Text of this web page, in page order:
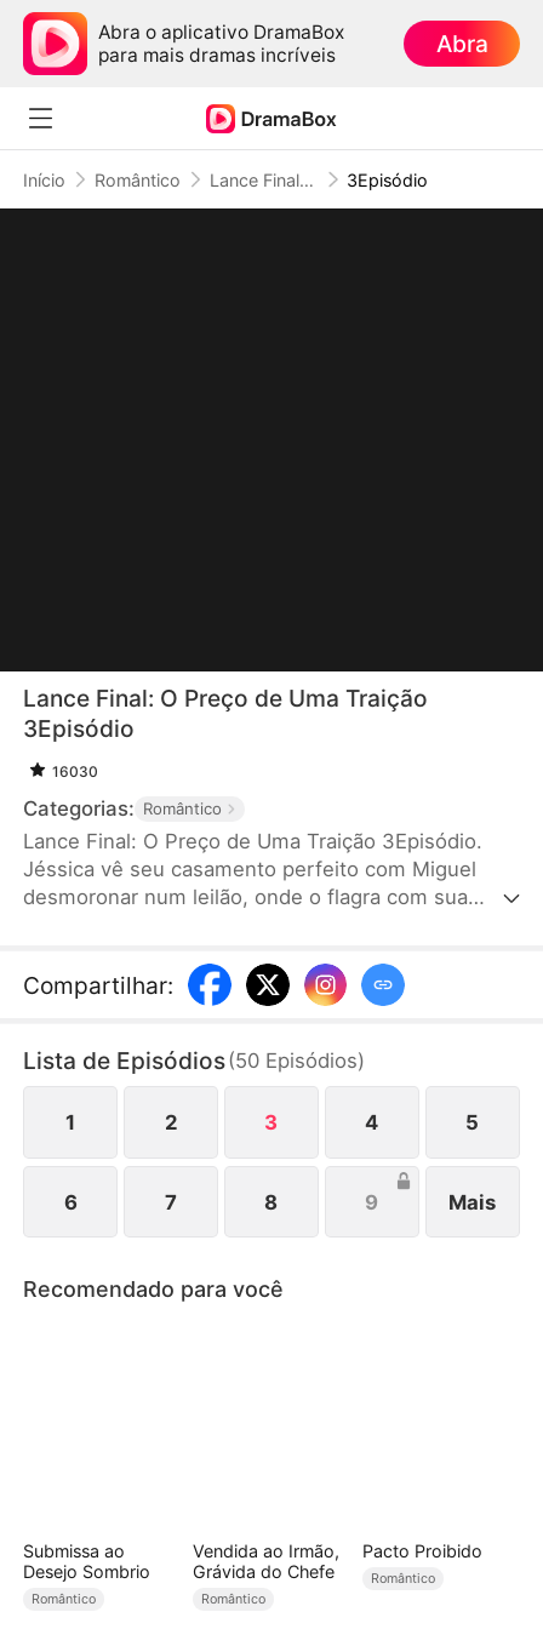
Abra o aplicativo DramaBox
para mais dramas incríveis
Abra
Início Romântico Lance Final: O Preço de Uma Traição 3Episódio
Lance Final: O Preço de Uma Traição
3Episódio
16030
Categorias: Romântico
Lance Final: O Preço de Uma Traição 3Episódio.
Jéssica vê seu casamento perfeito com Miguel
desmoronar num leilão, onde o flagra com sua
cede a empresa. Ele anuncia sua "morte", mas
surpreendido por um testamento que doa tudo ao
exposto por Jéssica como seu envenenador
crônico. Com as provas divulgadas, Miguel e
Vanessa foram presos. Jéssica recupera tudo e
Compartilhar:
Lista de Episódios(50 Episódios)
1 2 3 4 5
6 7 8 9 Mais
Recomendado para você
Submissa ao
Desejo Sombrio
Romântico
Vendida ao Irmão,
Grávida do Chefe
Romântico
Pacto Proibido
Romântico